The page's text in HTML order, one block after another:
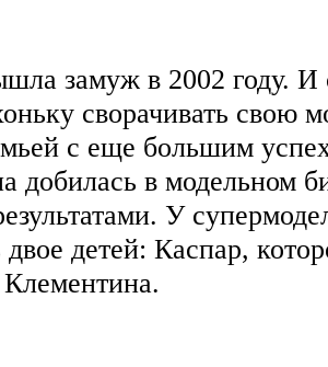
замуж в 2002 году. И
сворачивать свою
с еще большим
добилась в модельном
У
двое детей: Каспар,